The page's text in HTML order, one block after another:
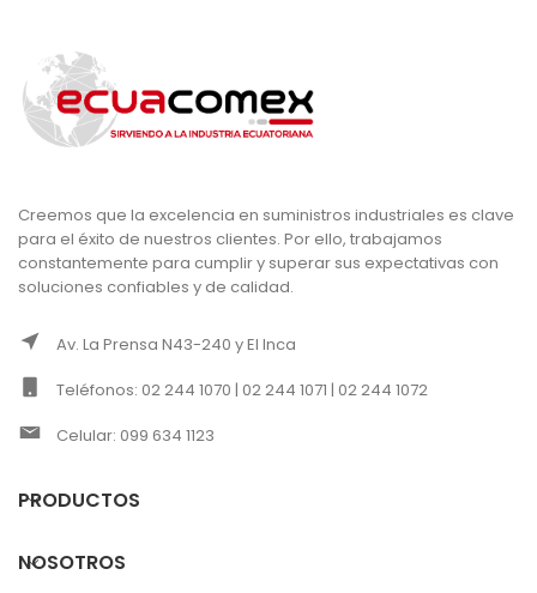
Creemos que la excelencia en suministros industriales es clave
para el éxito de nuestros clientes. Por ello, trabajamos
constantemente para cumplir y superar sus expectativas con
soluciones confiables y de calidad.
Av. La Prensa N43-240 y El Inca
Teléfonos: 02 244 1070 | 02 244 1071 | 02 244 1072
Celular: 099 634 1123
PRODUCTOS
NOSOTROS